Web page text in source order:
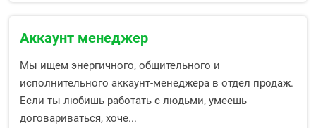
Аккаунт менеджер
Мы ищем энергичного, общительного и
исполнительного аккаунт-менеджера в отдел продаж.
Если ты любишь работать с людьми, умеешь
договариваться, хоче...